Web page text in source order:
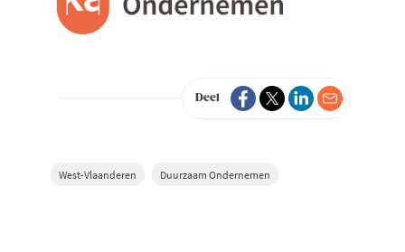
Deel
West-Vlaanderen Duurzaam Ondernemen